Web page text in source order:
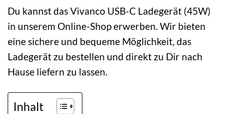
Du kannst das Vivanco USB-C Ladegerät (45W)
in unserem Online-Shop erwerben. Wir bieten
eine sichere und bequeme Möglichkeit, das
Ladegerät zu bestellen und direkt zu Dir nach
Hause liefern zu lassen.
Inhalt